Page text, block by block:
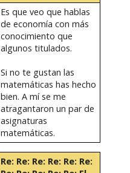
Es que veo que hablas
de economía con más
conocimiento que
algunos titulados.
Si no te gustan las
matemáticas has hecho
bien. A mí se me
atragantaron un par de
asignaturas
matemáticas.
Re: Re: Re: Re: Re: Re: